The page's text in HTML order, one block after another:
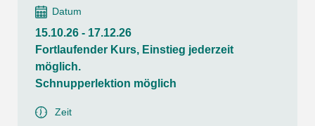
Datum
15.10.26 - 17.12.26
Fortlaufender Kurs, Einstieg jederzeit
möglich.
Schnupperlektion möglich
Zeit